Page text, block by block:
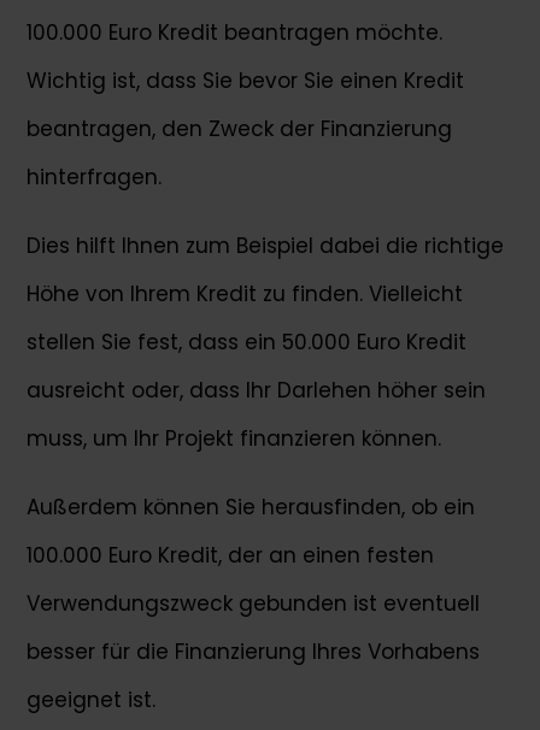
100.000 Euro Kredit beantragen möchte.
Wichtig ist, dass Sie bevor Sie einen Kredit
beantragen, den Zweck der Finanzierung
hinterfragen.
Dies hilft Ihnen zum Beispiel dabei die richtige
Höhe von Ihrem Kredit zu finden. Vielleicht
stellen Sie fest, dass ein 50.000 Euro Kredit
ausreicht oder, dass Ihr Darlehen höher sein
muss, um Ihr Projekt finanzieren können.
Außerdem können Sie herausfinden, ob ein
100.000 Euro Kredit, der an einen festen
Verwendungszweck gebunden ist eventuell
besser für die Finanzierung Ihres Vorhabens
geeignet ist.